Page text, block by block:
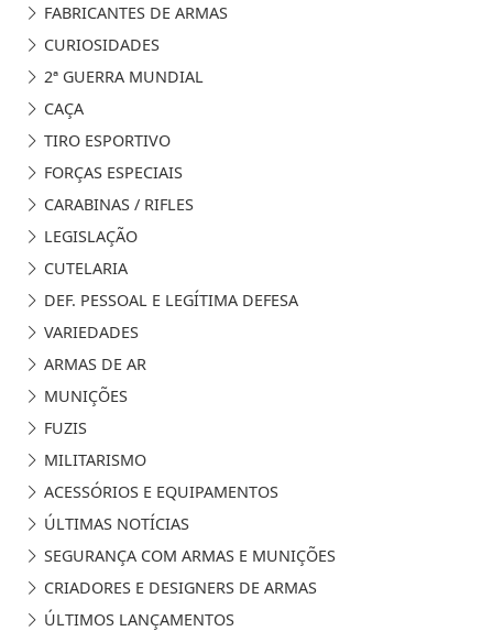
FABRICANTES DE ARMAS
CURIOSIDADES
2ª GUERRA MUNDIAL
CAÇA
TIRO ESPORTIVO
FORÇAS ESPECIAIS
CARABINAS / RIFLES
LEGISLAÇÃO
CUTELARIA
DEF. PESSOAL E LEGÍTIMA DEFESA
VARIEDADES
ARMAS DE AR
MUNIÇÕES
FUZIS
MILITARISMO
ACESSÓRIOS E EQUIPAMENTOS
ÚLTIMAS NOTÍCIAS
SEGURANÇA COM ARMAS E MUNIÇÕES
CRIADORES E DESIGNERS DE ARMAS
ÚLTIMOS LANÇAMENTOS